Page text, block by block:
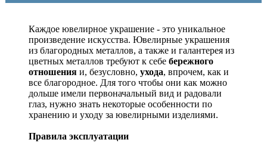
Каждое ювелирное украшение - это уникальное
произведение искусства. Ювелирные украшения
из благородных металлов, а также и галантерея из
цветных металлов требуют к себе бережного
отношения и, безусловно, ухода, впрочем, как и
все благородное. Для того чтобы они как можно
дольше имели первоначальный вид и радовали
глаз, нужно знать некоторые особенности по
хранению и уходу за ювелирными изделиями.
Правила эксплуатации